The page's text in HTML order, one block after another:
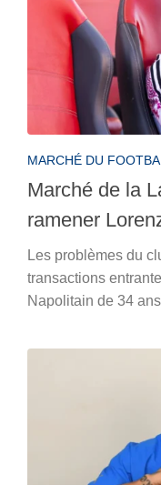
MARCHÉ DU
Marché de la
ramener
Les problèmes du
transactions
Napolitain de 34